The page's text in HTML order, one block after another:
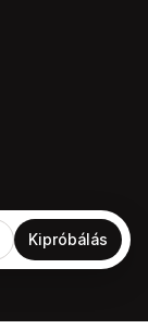
Kipróbálás